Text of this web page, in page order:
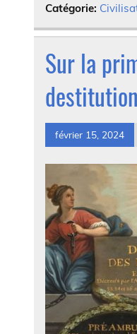
Catégorie:
Sur la
février 15, 2024